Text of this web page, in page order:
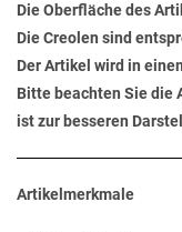
Die Oberfläche des
Die Creolen sind
Der Artikel wird in
Bitte beachten Sie die
ist zur besseren
Artikelmerkmale